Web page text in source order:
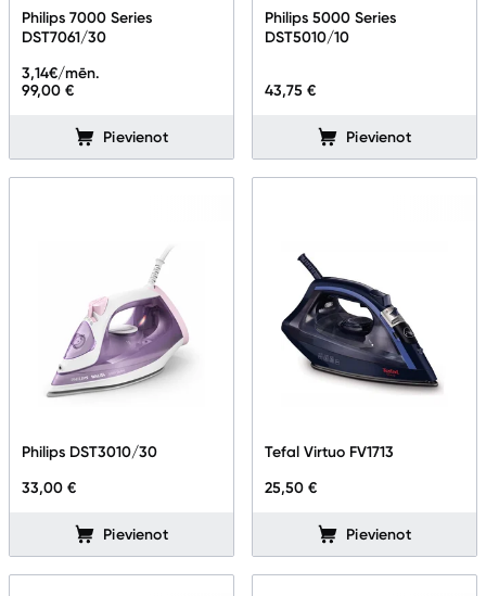
Philips 7000 Series
DST7061/30
99,00 €
3,14€/mēn.
Pievienot
Philips 5000 Series
DST5010/10
43,75 €
Pievienot
Philips DST3010/30
33,00 €
Pievienot
Tefal Virtuo FV1713
25,50 €
Pievienot